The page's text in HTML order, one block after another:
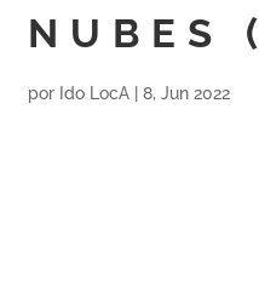
NUBES
por Ido LocA |8, Jun 2022